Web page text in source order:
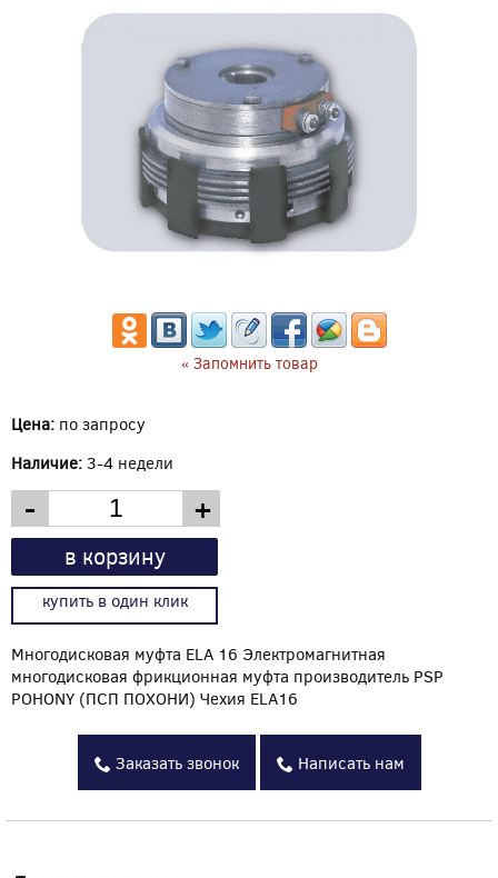
« Запомнить товар
Цена: по запросу
Наличие: 3-4 недели
- +
в корзину
купить в один клик
Многодисковая муфта ELA 16 Электромагнитная
многодисковая фрикционная муфта производитель PSP
POHONY (ПСП ПОХОНИ) Чехия ELA16
Заказать звонок Написать нам